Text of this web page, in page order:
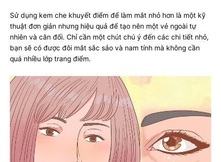
Sử dụng kem che khuyết điểm để làm mắt nhỏ hơn là một kỹ
thuật đơn giản nhưng hiệu quả để tạo nên một vẻ ngoài tự
nhiên và cân đối. Chỉ cần một chút chú ý đến các chi tiết nhỏ,
bạn sẽ có được đôi mắt sắc sảo và nam tính mà không cần
quá nhiều lớp trang điểm.